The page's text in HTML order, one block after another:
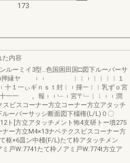
173
た内容
ルーミイ3型…色国困田国□図下ルーバーサ
F)押縁ヤ ︲︲ ︱︱︲︱︱︱︱１
十１一ぃギｎｓｔ封︱︲揮一︱︱乳ずｏ宮
一一 。報︲︲﹂︲宮〒﹂︱︱︲︲潤
スビスコーナー方立コーナー方立アタッチ
ルーバーサッシ断面図下橿権(L/L)０〇
ト[方立アタッチメント怖4支研トー墳275
ナー方立M4×13ナベテクスビスコーナー方
枢×6皿ン中棧(F/L)たて粋アタッチメン
戸W:7741たて枠ノアミ戸W:774t方立ア